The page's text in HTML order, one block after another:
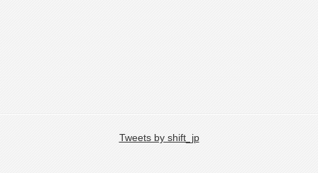
Tweets by shift_jp